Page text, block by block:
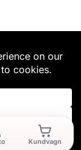
Kundvagn